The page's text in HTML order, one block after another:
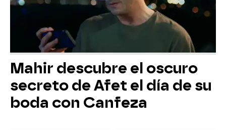
Mahir descubre el oscuro
secreto de Afet el día de su
boda con Canfeza